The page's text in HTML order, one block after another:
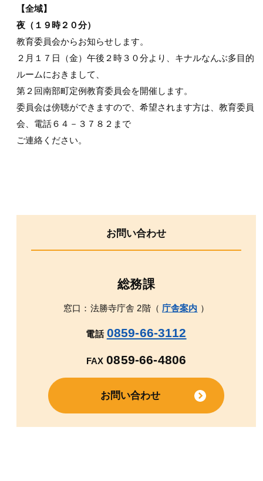
【全域】
夜（１９時２０分）
教育委員会からお知らせします。
２月１７日（金）午後２時３０分より、キナルなんぶ多目的
ルームにおきまして、
第２回南部町定例教育委員会を開催します。
委員会は傍聴ができますので、希望されます方は、教育委員
会、電話６４－３７８２まで
ご連絡ください。
お問い合わせ
総務課
窓口：法勝寺庁舎 2階（ 庁舎案内 ）
電話 0859-66-3112
FAX 0859-66-4806
お問い合わせ